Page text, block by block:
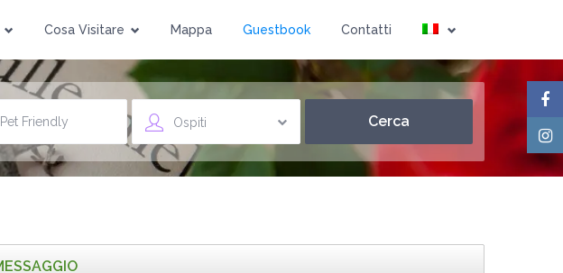
Cosa Visitare Mappa Guestbook Contatti
Pet Friendly Ospiti